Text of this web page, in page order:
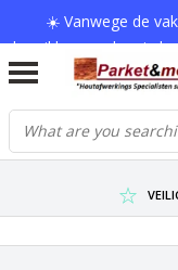
☀️ Vanwege de
bereikbaar en kan je